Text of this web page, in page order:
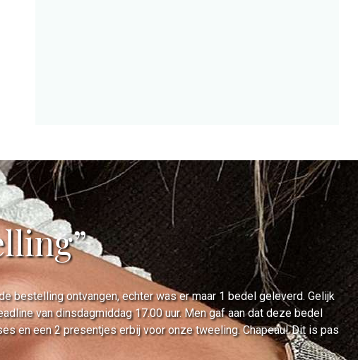
bestelling ontvangen, echter was er maar 1 bedel geleverd. Gelijk
van dinsdagmiddag 17.00 uur. Men gaf aan dat deze bedel
en een 2 presentjes erbij voor onze tweeling. Chapeau! Dit is pas